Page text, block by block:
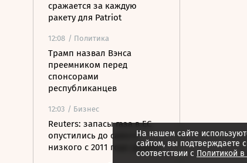
сражается за каждую
ракету для Patriot
12:08 / Политика
Трамп назвал Вэнса
преемником перед
спонсорами
республиканцев
12:03 / Бизнес
Reuters: запасы газа в ЕС
опустились до самого
низкого с 2011 года уровня
На нашем сайте
сайтом, вы подтверждаете
соответствии с Политикой